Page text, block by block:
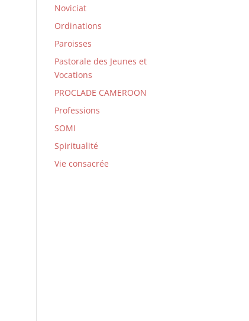
Noviciat
Ordinations
Paroisses
Pastorale des Jeunes et
Vocations
PROCLADE CAMEROON
Professions
SOMI
Spiritualité
Vie consacrée